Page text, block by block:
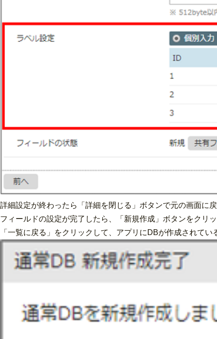
詳細設定が終わったら「詳細を閉じる」ボタンで元の画面に
フィールドの設定が完了したら、「新規作成」ボタンをクリ
「一覧に戻る」をクリックして、アプリにDBが作成されてい